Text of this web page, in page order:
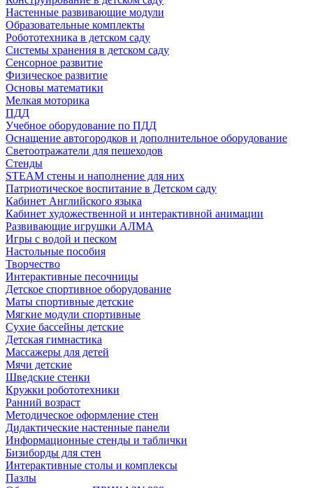
Настенные развивающие модули
Образовательные комплекты
Робототехника в детском саду
Системы хранения в детском саду
Сенсорное развитие
Физическое развитие
Основы математики
Мелкая моторика
ПДД
Учебное оборудование по ПДД
Оснащение автогородков и дополнительное оборудование
Светоотражатели для пешеходов
Стенды
STEAM стены и наполнение для них
Патриотическое воспитание в Детском саду
Кабинет Английского языка
Кабинет художественной и интерактивной анимации
Развивающие игрушки АЛМА
Игры с водой и песком
Настольные пособия
Творчество
Интерактивные песочницы
Детское спортивное оборудование
Маты спортивные детские
Мягкие модули спортивные
Сухие бассейны детские
Детская гимнастика
Массажеры для детей
Мячи детские
Шведские стенки
Кружки робототехники
Ранний возраст
Методическое оформление стен
Дидактические настенные панели
Информационные стенды и таблички
Бизиборды для стен
Интерактивные столы и комплексы
Пазлы